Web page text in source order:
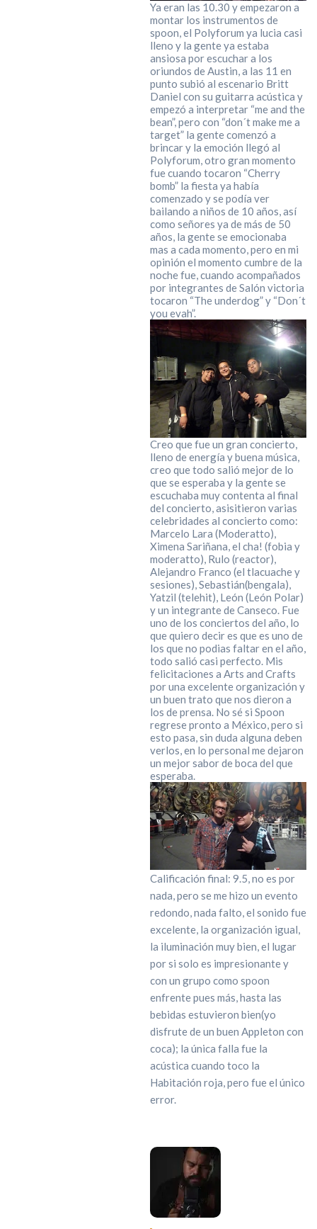
Ya eran las 10.30 y empezaron a
montar los instrumentos de
spoon, el Polyforum ya lucia casi
lleno y la gente ya estaba
ansiosa por escuchar a los
oriundos de Austin, a las 11 en
punto subió al escenario Britt
Daniel con su guitarra acústica y
empezó a interpretar “me and the
bean”, pero con “don´t make me a
target” la gente comenzó a
brincar y la emoción llegó al
Polyforum, otro gran momento
fue cuando tocaron “Cherry
bomb” la fiesta ya había
comenzado y se podía ver
bailando a niños de 10 años, así
como señores ya de más de 50
años, la gente se emocionaba
mas a cada momento, pero en mi
opinión el momento cumbre de la
noche fue, cuando acompañados
por integrantes de Salón victoria
tocaron “The underdog” y “Don´t
you evah”.
Creo que fue un gran concierto,
lleno de energía y buena música,
creo que todo salió mejor de lo
que se esperaba y la gente se
escuchaba muy contenta al final
del concierto, asisitieron varias
celebridades al concierto como:
Marcelo Lara (Moderatto),
Ximena Sariñana, el cha! (fobia y
moderatto), Rulo (reactor),
Alejandro Franco (el tlacuache y
sesiones), Sebastián(bengala),
Yatzil (telehit), León (León Polar)
y un integrante de Canseco. Fue
uno de los conciertos del año, lo
que quiero decir es que es uno de
los que no podias faltar en el año,
todo salió casi perfecto. Mis
felicitaciones a Arts and Crafts
por una excelente organización y
un buen trato que nos dieron a
los de prensa. No sé si Spoon
regrese pronto a México, pero si
esto pasa, sin duda alguna deben
verlos, en lo personal me dejaron
un mejor sabor de boca del que
esperaba.
Calificación final: 9.5, no es por
nada, pero se me hizo un evento
redondo, nada falto, el sonido fue
excelente, la organización igual,
la iluminación muy bien, el lugar
por si solo es impresionante y
con un grupo como spoon
enfrente pues más, hasta las
bebidas estuvieron bien(yo
disfrute de un buen Appleton con
coca); la única falla fue la
acústica cuando toco la
Habitación roja, pero fue el único
error.